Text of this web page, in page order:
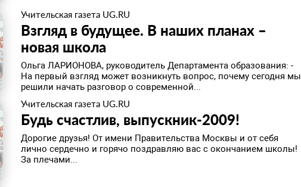
Учительская газета UG.RU
Взгляд в будущее. В наших планах –
новая школа
Ольга ЛАРИОНОВА, руководитель Департамента образования: -
На первый взгляд может возникнуть вопрос, почему сегодня мы
решили начать разговор о современной...
Учительская газета UG.RU
Будь счастлив, выпускник-2009!
Дорогие друзья! От имени Правительства Москвы и от себя
лично сердечно и горячо поздравляю вас с окончанием школы!
За плечами...